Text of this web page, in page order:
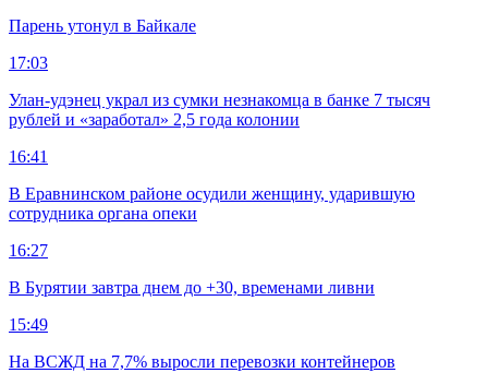
Парень утонул в Байкале
17:03
Улан-удэнец украл из сумки незнакомца в банке 7 тысяч
рублей и «заработал» 2,5 года колонии
16:41
В Еравнинском районе осудили женщину, ударившую
сотрудника органа опеки
16:27
В Бурятии завтра днем до +30, временами ливни
15:49
На ВСЖД на 7,7% выросли перевозки контейнеров